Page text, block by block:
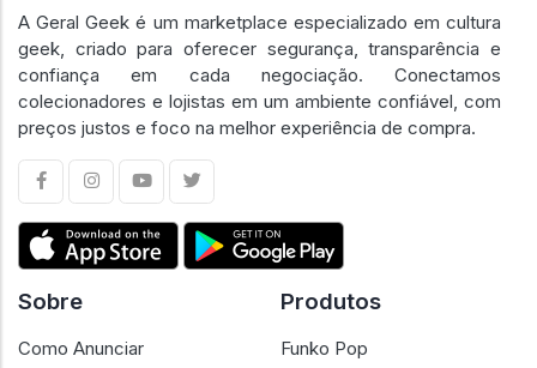
A Geral Geek é um marketplace especializado em cultura
geek, criado para oferecer segurança, transparência e
confiança em cada negociação. Conectamos
colecionadores e lojistas em um ambiente confiável, com
preços justos e foco na melhor experiência de compra.
Sobre
Como Anunciar
Produtos
Funko Pop